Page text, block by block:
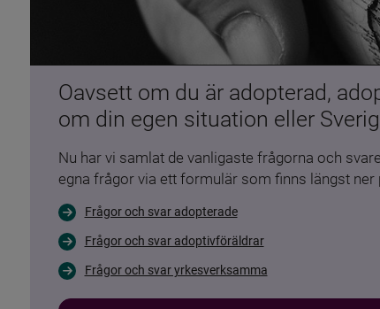
Oavsett om du är adopterad,
om din egen situation eller
Nu har vi samlat de vanligaste frågorna och
egna frågor via ett formulär som finns längst ner
Frågor och svar adopterade
Frågor och svar adoptivföräldrar
Frågor och svar yrkesverksamma